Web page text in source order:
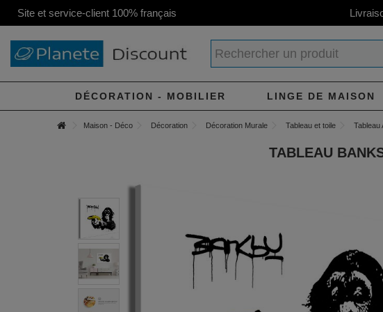
Site et service-client 100% français
DÉCORATION - MOBILIER LINGE DE MAISON
Maison - Déco Décoration Décoration Murale Tableau et toile Tableau
TABLEAU